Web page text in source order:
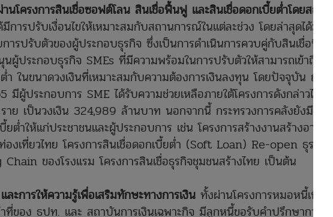
นโครงการสินเชื่อซอฟต์โลน สินเชื่อฟื้นฟู และสินเชื่อดอกเบี้ยต่ำโดยสถาบัน
การปรับเงื่อนไขให้เหมาะสมกับสถานการณ์ในแต่ละช่วง โดยล่าสุดได้มีการ
ารปรับตัวของผู้ประกอบธุรกิจ ซึ่งเป็นการดำเนินการควบคู่กับสินเชื่อฟื้นฟู
ผู้ประกอบธุรกิจ SMEs ที่มีความพร้อมในการปรับตัวให้สามารถเข้าถึง
ำ ในขนาดวงเงินที่เหมาะสมกับความต้องการเงินลงทุน โดยปัจจุบัน ณ วัน
ประกอบการ SME ได้รับความช่วยเหลือภายใต้โครงการดังกล่าวไปแล้ว
าย เป็นวงเงิน 324,989 ล้านบาท นอกจากนี้ กระทรวงการคลังยังมี
ยต่ำให้แก่ประชาชนและผู้ประกอบการ เช่น โครงการสร้างงานสร้างอาชีพ
งเที่ยวไทย โครงการสินเชื่อดอกเบี้ยต่ำ (Soft Loan) Re-open ธุรกิจ
ของโรงแรม โครงการสินเชื่อธุรกิจชุมชนสร้างไทย เป็นต้น
ะการให้ความรู้เพื่อเสริมทักษะทางการเงิน ทั้งผ่านโครงการหมอหนี้เพื่อ
ที่ของ ธปท. และ สถาบันการเงินเฉพาะกิจ มีลูกหนี้ขอรับคำปรึกษากว่า